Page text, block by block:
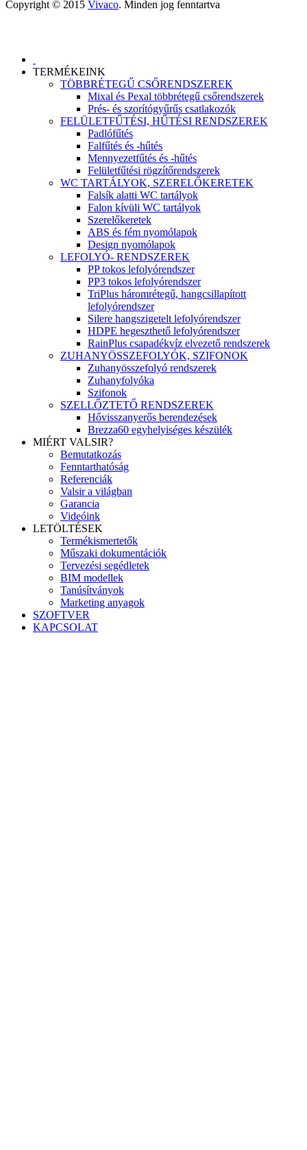
Copyright © 2015 Vivaco. Minden jog fenntartva
TERMÉKEINK
TÖBBRÉTEGŰ CSŐRENDSZEREK
Mixal és Pexal többrétegű csőrendszerek
Prés- és szorítógyűrűs csatlakozók
FELÜLETFŰTÉSI, HŰTÉSI RENDSZEREK
Padlófűtés
Falfűtés és -hűtés
Mennyezetfűtés és -hűtés
Felületfűtési rögzítőrendszerek
WC TARTÁLYOK, SZERELŐKERETEK
Falsík alatti WC tartályok
Falon kívüli WC tartályok
Szerelőkeretek
ABS és fém nyomólapok
Design nyomólapok
LEFOLYÓ- RENDSZEREK
PP tokos lefolyórendszer
PP3 tokos lefolyórendszer
TriPlus háromrétegű, hangcsillapított
lefolyórendszer
Silere hangszigetelt lefolyórendszer
HDPE hegeszthető lefolyórendszer
RainPlus csapadékvíz elvezető rendszerek
ZUHANYÖSSZEFOLYÓK, SZIFONOK
Zuhanyösszefolyó rendszerek
Zuhanyfolyóka
Szifonok
SZELLŐZTETŐ RENDSZEREK
Hővisszanyerős berendezések
Brezza60 egyhelyiséges készülék
MIÉRT VALSIR?
Bemutatkozás
Fenntarthatóság
Referenciák
Valsir a világban
Garancia
Videóink
LETÖLTÉSEK
Termékismertetők
Műszaki dokumentációk
Tervezési segédletek
BIM modellek
Tanúsítványok
Marketing anyagok
SZOFTVER
KAPCSOLAT